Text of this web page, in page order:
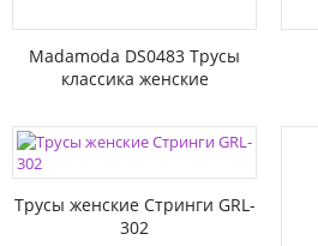
Madamoda DS0483 Трусы
классика женские
Трусы женские Стринги GRL-
302